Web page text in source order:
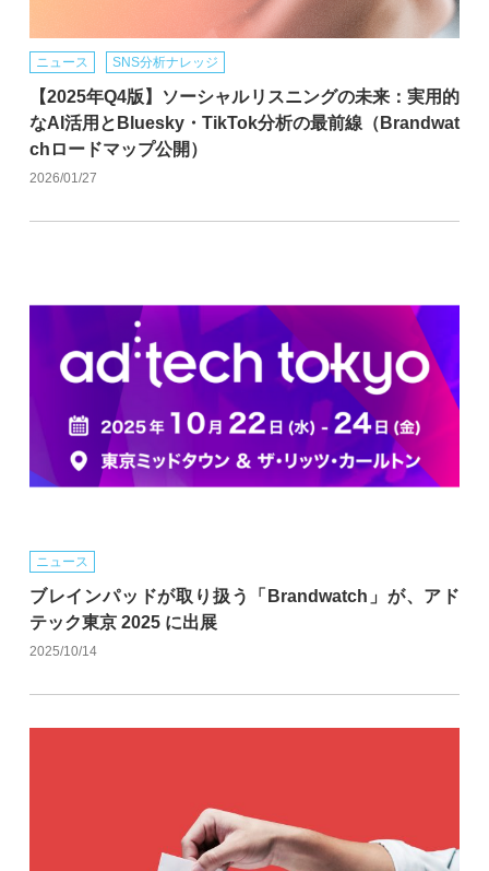
ニュース SNS分析ナレッジ
【2025年Q4版】ソーシャルリスニングの未来：実用的
なAI活用とBluesky・TikTok分析の最前線（Brandwat
chロードマップ公開）
2026/01/27
ニュース
ブレインパッドが取り扱う「Brandwatch」が、アド
テック東京 2025 に出展
2025/10/14